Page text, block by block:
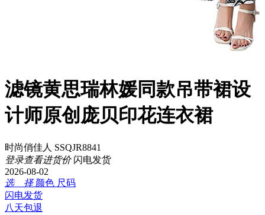
滤镜黄思瑞林媛同款吊带裙设
计师原创庞贝印花连衣裙
时尚俏佳人 SSQJR8841
登录查看进货价 闪电发货
2026-08-02
选 择 颜色 尺码
闪电发货
八天包退